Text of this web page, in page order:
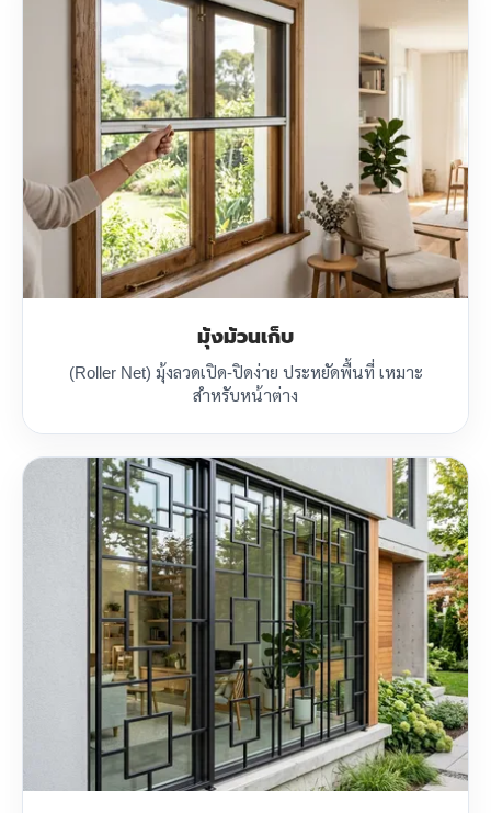
มุ้งม้วนเก็บ
(Roller Net) มุ้งลวดเปิด-ปิดง่าย ประหยัดพื้นที่ เหมาะ
สำหรับหน้าต่าง